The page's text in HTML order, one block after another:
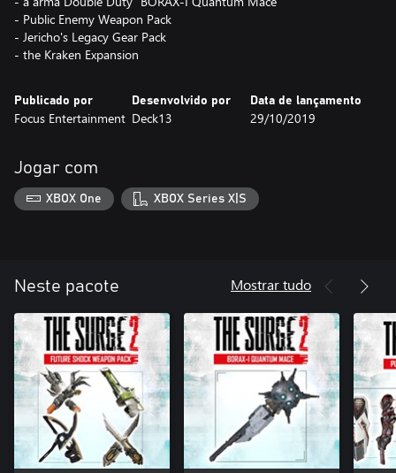
- Public Enemy Weapon Pack
- Jericho's Legacy Gear Pack
- the Kraken Expansion
Publicado por
Focus Entertainment
Desenvolvido por
Deck13
Data de lançamento
29/10/2019
Jogar com
XBOX One XBOX Series X|S
Neste pacote Mostrar tudo